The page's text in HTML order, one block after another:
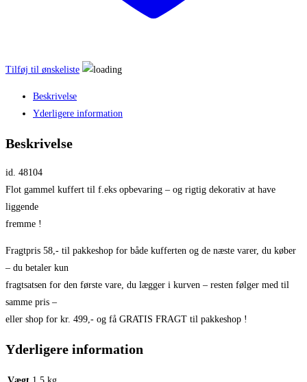
Tilføj til ønskeliste
Beskrivelse
Yderligere information
Beskrivelse
id. 48104
Flot gammel kuffert til f.eks opbevaring – og rigtig dekorativ at have
liggende
fremme !
Fragtpris 58,- til pakkeshop for både kufferten og de næste varer, du køber
– du betaler kun
fragtsatsen for den første vare, du lægger i kurven – resten følger med til
samme pris –
eller shop for kr. 499,- og få GRATIS FRAGT til pakkeshop !
Yderligere information